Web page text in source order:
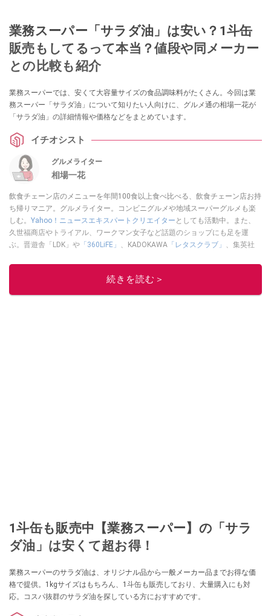
業務スーパー「サラダ油」は安い？1斗缶
販売もしてるって本当？値段や同メーカー
との比較も紹介
業務スーパーでは、安くて大容量サイズの食品調味料がたくさん。今回は業
務スーパー「サラダ油」について知りたい人向けに、グルメ通の相場一花が
「サラダ油」の詳細情報や価格などをまとめています。
イチオシスト
グルメライター
相場一花
飲食チェーン店のメニューを年間100食以上食べ比べる、飲食チェーン店お持
ち帰りマニア。グルメライター。コンビニグルメや地域スーパーグルメも楽
しむ。 Yahoo！ニュースエキスパートクリエイター としても活動中。また、
久世福商店やトライアル、ワークマン女子など話題のショップにも足を運
ぶ。晋遊舎「LDK」や 「360LiFE」 、KADOKAWA 「レタスクラブ」 、集英社
ルメライター、食の専門家として出演実績あり。
続きを読む＞
1斗缶も販売中【業務スーパー】の「サラ
ダ油」は安くて超お得！
業務スーパーのサラダ油は、オリジナル品から一般メーカー品までお得な価
格で提供。1kgサイズはもちろん、1斗缶も販売しており、大量購入にも対
応。コスパ抜群のサラダ油を探している方におすすめです。